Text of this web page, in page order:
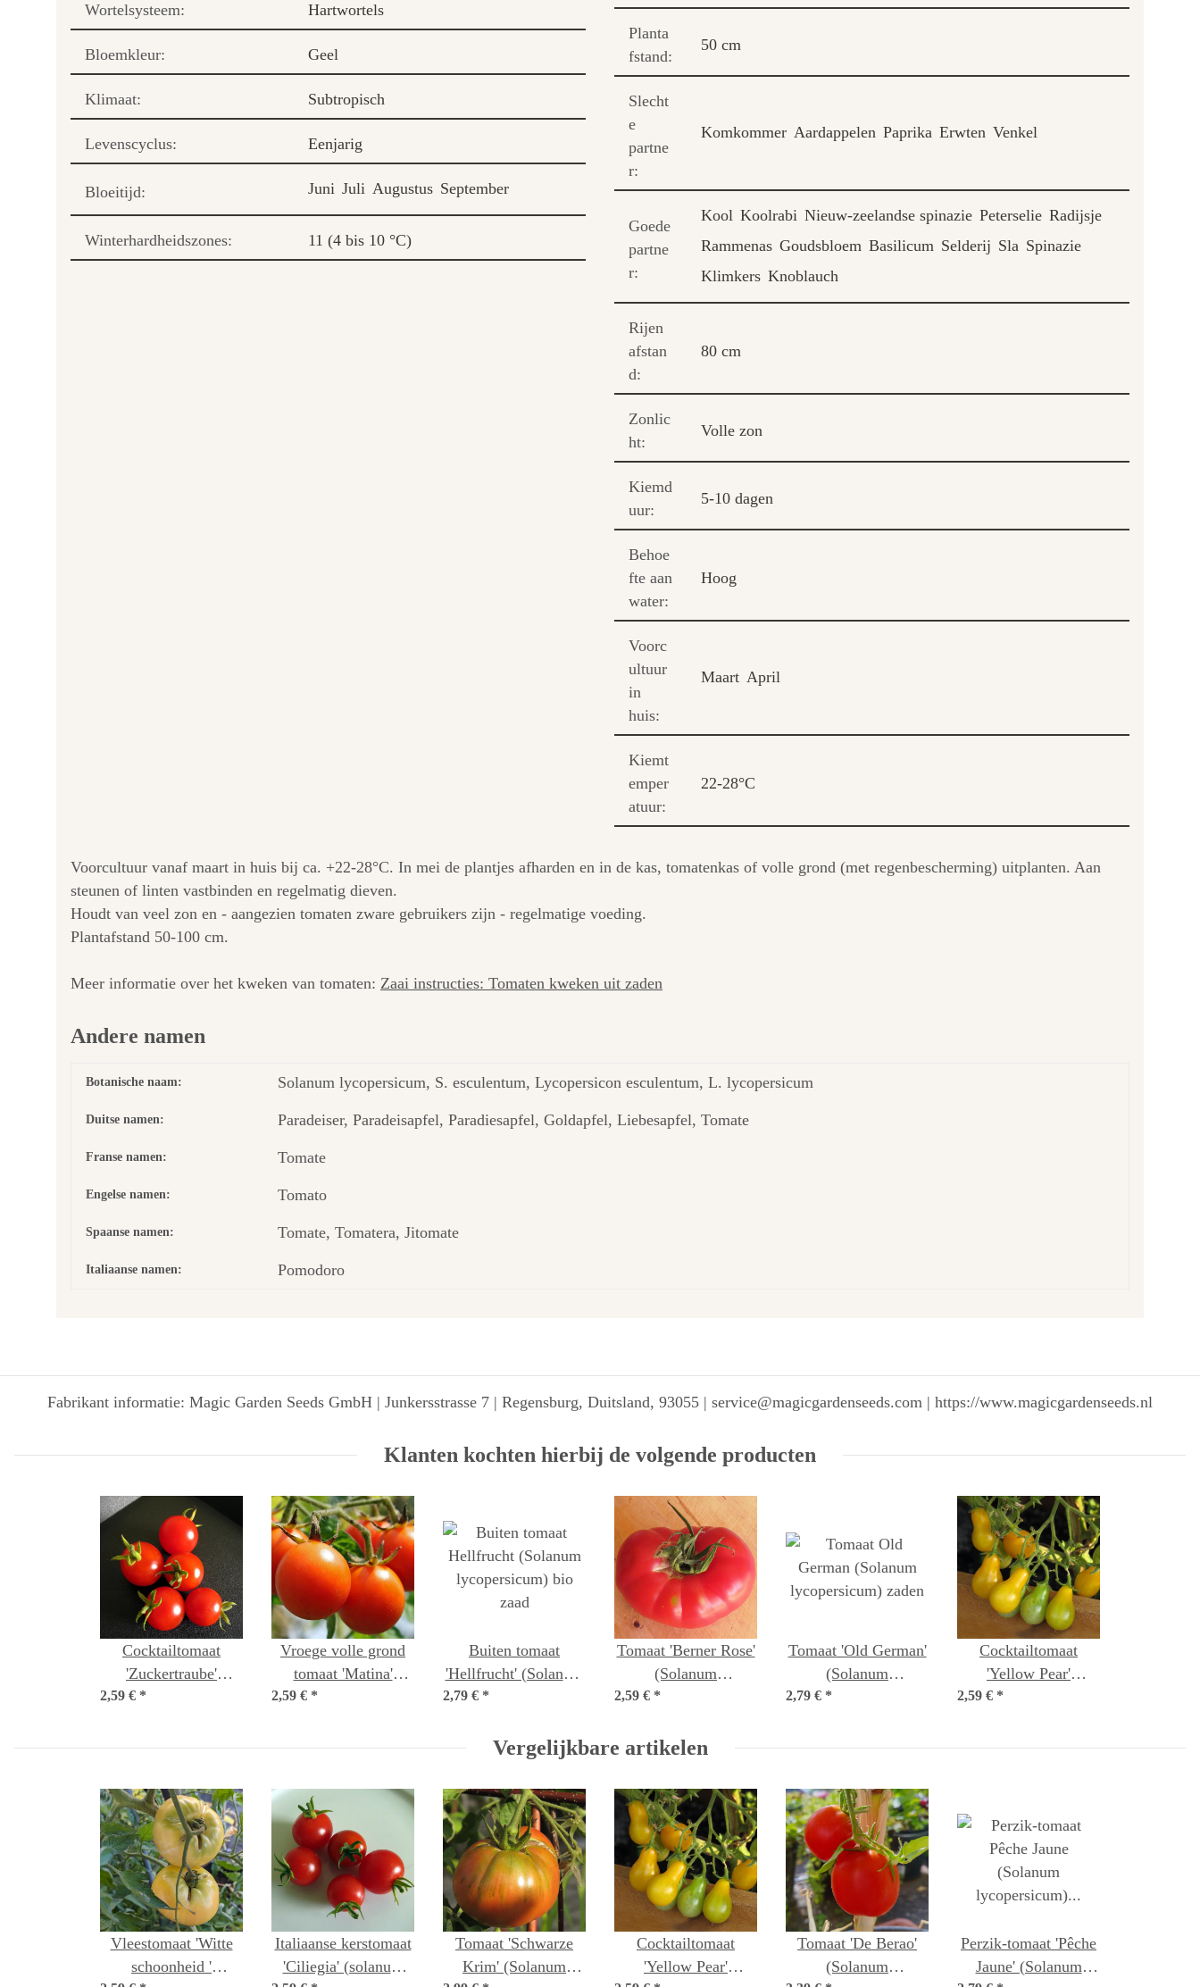
Wortelsysteem: Hartwortels
Bloemkleur: Geel
Klimaat: Subtropisch
Levenscyclus: Eenjarig
Bloeitijd: Juni Juli Augustus September
Winterhardheidszones: 11 (4 bis 10 °C)
Planta
fstand:
50 cm
Slecht
e
partne
r:
Komkommer Aardappelen Paprika Erwten Venkel
Goede
partne
r:
Kool Koolrabi Nieuw-zeelandse spinazie Peterselie Radijsje
Rammenas Goudsbloem Basilicum Selderij Sla Spinazie
Klimkers Knoblauch
Rijen
afstan
d:
80 cm
Zonlic
ht:
Volle zon
Kiemd
uur:
5-10 dagen
Behoe
fte aan
water:
Hoog
Voorc
ultuur
in
huis:
Maart April
Kiemt
emper
atuur:
22-28°C
Voorcultuur vanaf maart in huis bij ca. +22-28°C. In mei de plantjes afharden en in de kas, tomatenkas of volle grond (met regenbescherming) uitplanten. Aan
steunen of linten vastbinden en regelmatig dieven.
Houdt van veel zon en - aangezien tomaten zware gebruikers zijn - regelmatige voeding.
Plantafstand 50-100 cm.
Meer informatie over het kweken van tomaten: Zaai instructies: Tomaten kweken uit zaden
Andere namen
Botanische naam: Solanum lycopersicum, S. esculentum, Lycopersicon esculentum, L. lycopersicum
Duitse namen: Paradeiser, Paradeisapfel, Paradiesapfel, Goldapfel, Liebesapfel, Tomate
Franse namen: Tomate
Engelse namen: Tomato
Spaanse namen: Tomate, Tomatera, Jitomate
Italiaanse namen: Pomodoro
Fabrikant informatie: Magic Garden Seeds GmbH | Junkersstrasse 7 | Regensburg, Duitsland, 93055 | service@magicgardenseeds.com | https://www.magicgardenseeds.nl
Klanten kochten hierbij de volgende producten
Cocktailtomaat
'Zuckertraube'
(Solanum
zaad
2,59 € *
Vroege volle grond
tomaat 'Matina'
(Solanum
zaad
2,59 € *
Buiten tomaat
'Hellfrucht' (Solanum
lycopersicum) bio
2,79 € *
Tomaat 'Berner Rose'
(Solanum
lycopersicum) bio
2,59 € *
Tomaat 'Old German'
(Solanum
lycopersicum) zaden
2,79 € *
Cocktailtomaat
'Yellow Pear'
(Solanum
zaad
2,59 € *
Vergelijkbare artikelen
Vleestomaat 'Witte
schoonheid '
Italiaanse kerstomaat
'Ciliegia' (solanum
Tomaat 'Schwarze
Krim' (Solanum
Cocktailtomaat
'Yellow Pear'
Tomaat 'De Berao'
(Solanum
Perzik-tomaat 'Pêche
Jaune' (Solanum